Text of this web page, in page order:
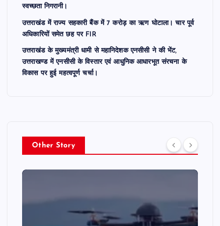
स्वच्छता निगरानी।
उत्तराखंड में राज्य सहकारी बैंक में 7 करोड़ का ऋण घोटाला। चार पूर्व
अधिकारियों समेत छह पर FIR
उत्तराखंड के मुख्यमंत्री धामी से महानिदेशक एनसीसी ने की भेंट,
उत्तराखण्ड में एनसीसी के विस्तार एवं आधुनिक आधारभूत संरचना के
विकास पर हुई महत्वपूर्ण चर्चा।
Other Story